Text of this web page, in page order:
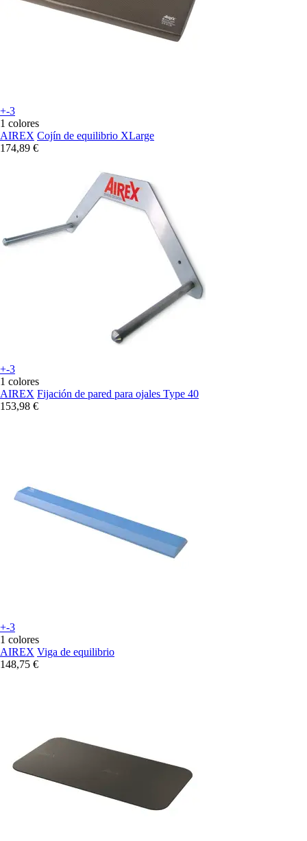
+-3
1 colores
AIREX Cojín de equilibrio XLarge
174,89 €
+-3
1 colores
AIREX Fijación de pared para ojales Type 40
153,98 €
+-3
1 colores
AIREX Viga de equilibrio
148,75 €